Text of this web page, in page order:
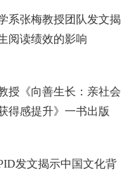
系张梅教授团队发文揭
阅读绩效的影响
授《向善生长：亲社会
得感提升》一书出版
发文揭示中国文化背